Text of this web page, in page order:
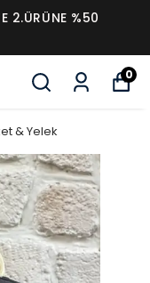
2.ÜRÜNE %50
0
& Yelek